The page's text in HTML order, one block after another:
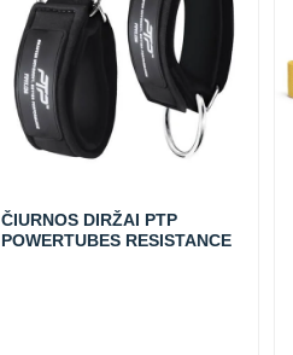
ČIURNOS DIRŽAI PTP
POWERTUBES RESISTANCE